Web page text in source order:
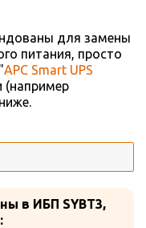
для замены
питания, просто
APC Smart UPS
(например
в ИБП SYBT3,